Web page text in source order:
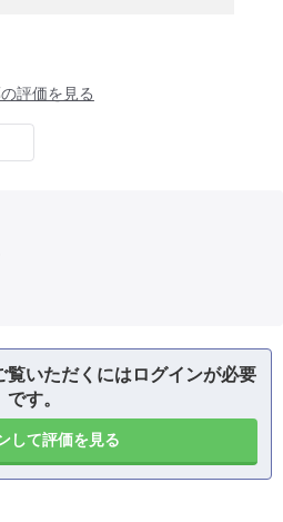
評価を見る
覧いただくにはログインが必要
です。
して評価を見る